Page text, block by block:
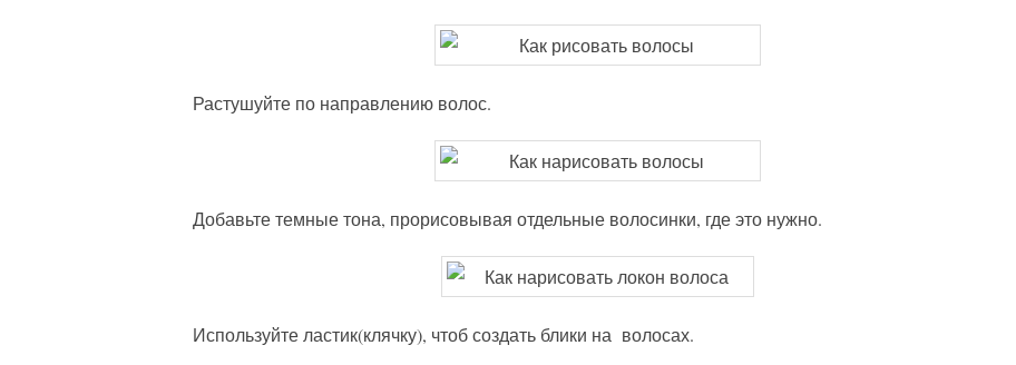
Растушуйте по направлению волос.
Добавьте темные тона, прорисовывая отдельные волосинки, где это нужно.
Используйте ластик(клячку), чтоб создать блики на волосах.